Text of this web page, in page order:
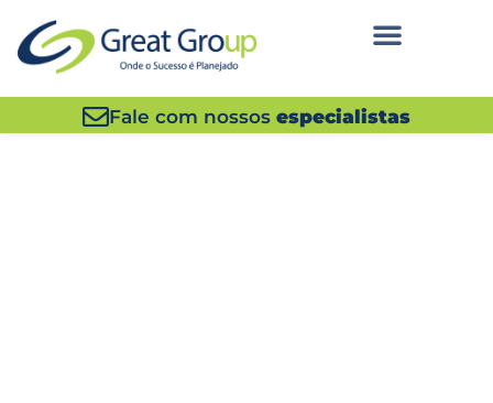
Fale com nossos especialistas